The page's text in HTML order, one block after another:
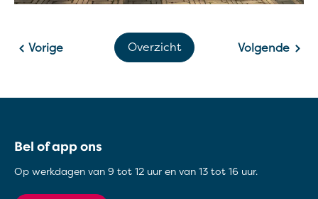
Volgende
Overzicht
Vorige
Contactinformatie
Bel of app ons
Op werkdagen van 9 tot 12 uur en van 13 tot 16 uur.